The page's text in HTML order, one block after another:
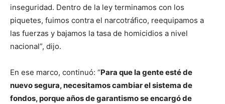
inseguridad. Dentro de la ley terminamos con los
piquetes, fuimos contra el narcotráfico, reequipamos a
las fuerzas y bajamos la tasa de homicidios a nivel
nacional”, dijo.
En ese marco, continuó: “Para que la gente esté de
nuevo segura, necesitamos cambiar el sistema de
fondos, porque años de garantismo se encargó de